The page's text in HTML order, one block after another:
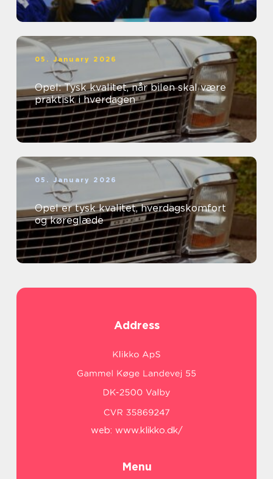
05. January 2026
Opel: Tysk kvalitet, når bilen skal være
praktisk i hverdagen
05. January 2026
Opel er tysk kvalitet, hverdagskomfort
og køreglæde
Address
web: www.klikko.dk/
Menu